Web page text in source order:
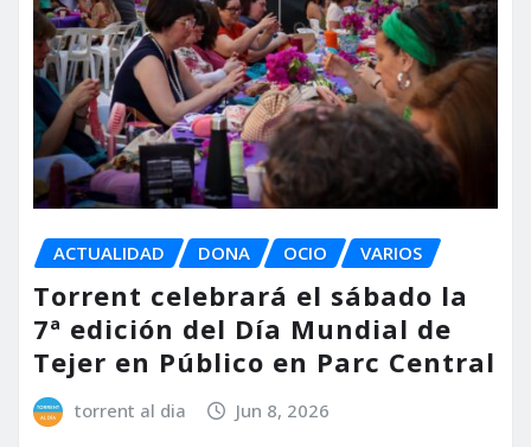
ACTUALIDAD DONA OCIO VARIOS
Torrent celebrará el sábado la
7ª edición del Día Mundial de
Tejer en Público en Parc Central
torrent al dia Jun 8, 2026